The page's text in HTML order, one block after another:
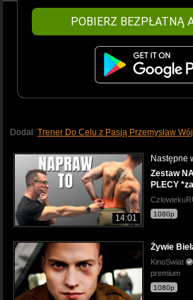
POBIERZ BEZPŁATNĄ
Dodał: Trener Do Celu z Pasją Przemysław
14:01
Następne
Zestaw
PLECY
1080p
Żywie
KinoSwiat
premium
1080p